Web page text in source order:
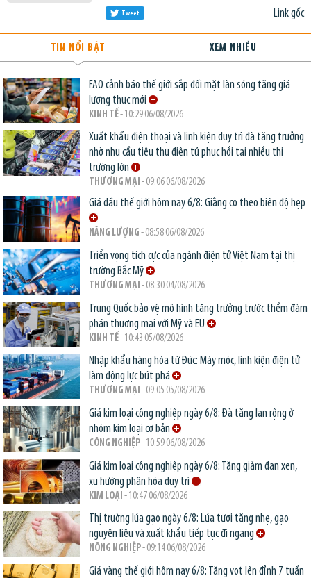
Link gốc
Tweet
TIN NỔI BẬT XEM NHIỀU
FAO cảnh báo thế giới sắp đối mặt làn sóng tăng giá
lương thực mới
KINH TẾ- 10:29 06/08/2026
Xuất khẩu điện thoại và linh kiện duy trì đà tăng trưởng
nhờ nhu cầu tiêu thụ điện tử phục hồi tại nhiều thị
trường lớn
THƯƠNG MẠI - 09:06 06/08/2026
Giá dầu thế giới hôm nay 6/8: Giằng co theo biên độ hẹp
NĂNG LƯỢNG - 08:58 06/08/2026
Triển vọng tích cực của ngành điện tử Việt Nam tại thị
trường Bắc Mỹ
THƯƠNG MẠI - 08:30 04/08/2026
Trung Quốc bảo vệ mô hình tăng trưởng trước thềm đàm
phán thương mại với Mỹ và EU
KINH TẾ- 10:43 05/08/2026
Nhập khẩu hàng hóa từ Đức: Máy móc, linh kiện điện tử
làm động lực bứt phá
THƯƠNG MẠI - 09:05 05/08/2026
Giá kim loại công nghiệp ngày 6/8: Đà tăng lan rộng ở
nhóm kim loại cơ bản
CÔNG NGHIỆP- 10:59 06/08/2026
Giá kim loại công nghiệp ngày 6/8: Tăng giảm đan xen,
xu hướng phân hóa duy trì
KIM LOẠI - 10:47 06/08/2026
Thị trường lúa gạo ngày 6/8: Lúa tươi tăng nhẹ, gạo
nguyên liệu và xuất khẩu tiếp tục đi ngang
NÔNG NGHIỆP- 09:14 06/08/2026
Giá vàng thế giới hôm nay 6/8: Tăng vọt lên đỉnh 7 tuần